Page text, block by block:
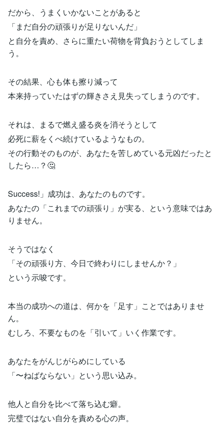
だから、うまくいかないことがあると
「まだ自分の頑張りが足りないんだ」
と自分を責め、さらに重たい荷物を背負おうとしてしま
う。
その結果、心も体も擦り減って
本来持っていたはずの輝きさえ見失ってしまうのです。
それは、まるで燃え盛る炎を消そうとして
必死に薪をくべ続けているようなもの。
その行動そのものが、あなたを苦しめている元凶だったと
したら…？🤔
Success!」成功は、あなたのものです。
あなたの「これまでの頑張り」が実る、という意味ではあ
りません。
そうではなく
「その頑張り方、今日で終わりにしませんか？」
という示唆です。
本当の成功への道は、何かを「足す」ことではありませ
ん。
むしろ、不要なものを「引いて」いく作業です。
あなたをがんじがらめにしている
「〜ねばならない」という思い込み。
他人と自分を比べて落ち込む癖。
完璧ではない自分を責める心の声。